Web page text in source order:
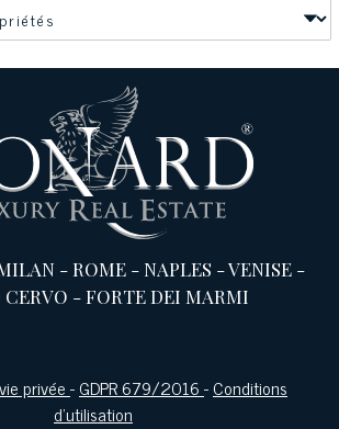
-ROME -NAPLES -VENISE -
-FORTE DEI MARMI
privée-GDPR 679/2016-Conditions
d'utilisation